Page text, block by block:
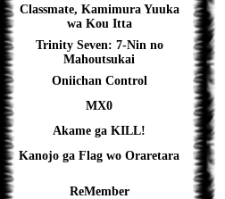
Classmate, Kamimura Yuuka
wa Kou Itta
Trinity Seven: 7-Nin no
Mahoutsukai
Oniichan Control
MX0
Akame ga KILL!
Kanojo ga Flag wo Oraretara
ReMember